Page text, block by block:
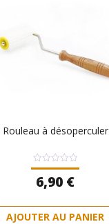
Rouleau à désoperculer
Note
0
sur
6,90 €
AJOUTER AU PANIER